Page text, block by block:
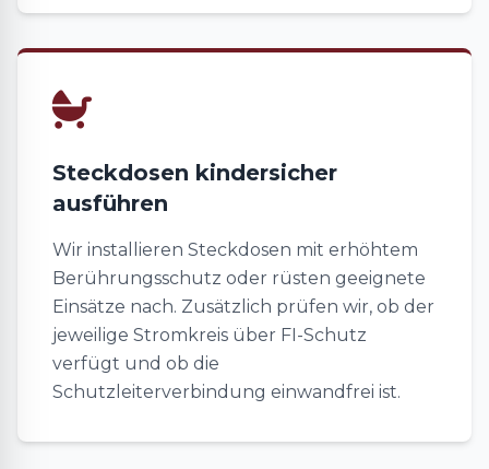
Steckdosen kindersicher
ausführen
Wir installieren Steckdosen mit erhöhtem
Berührungsschutz oder rüsten geeignete
Einsätze nach. Zusätzlich prüfen wir, ob der
jeweilige Stromkreis über FI-Schutz
verfügt und ob die
Schutzleiterverbindung einwandfrei ist.